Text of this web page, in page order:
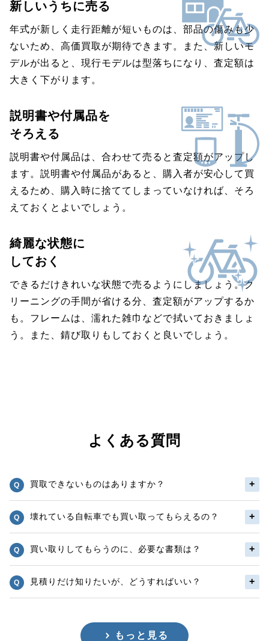
新しいうちに売る
年式が新しく走行距離が短いものは、部品の傷みも少
ないため、高価買取が期待できます。また、新しいモ
デルが出ると、現行モデルは型落ちになり、査定額は
大きく下がります。
説明書や付属品を
そろえる
説明書や付属品は、合わせて売ると査定額がアップし
ます。説明書や付属品があると、購入者が安心して買
えるため、購入時に捨ててしまっていなければ、そろ
えておくとよいでしょう。
綺麗な状態に
しておく
できるだけきれいな状態で売るようにしましょう。ク
リーニングの手間が省ける分、査定額がアップするか
も。フレームは、濡れた雑巾などで拭いておきましょ
う。また、錆び取りもしておくと良いでしょう。
よくある質問
買取できないものはありますか？
壊れている自転車でも買い取ってもらえるの？
買い取りしてもらうのに、必要な書類は？
見積りだけ知りたいが、どうすればいい？
もっと見る